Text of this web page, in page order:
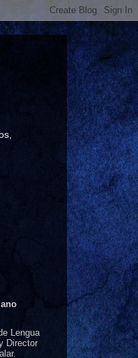
Lengua
Director